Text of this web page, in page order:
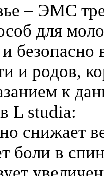
– ЭМС
для
безопасно
и родов,
к
L studia:
снижает
боли в